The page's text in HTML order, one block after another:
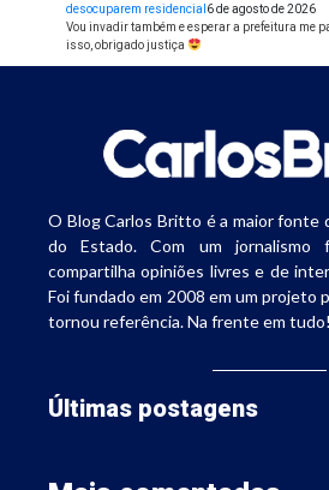
desocuparem residencial 6 de agosto de 2026
Vou invadir também e esperar a prefeitura me
isso, obrigado justiça
O Blog Carlos Britto é a maior fonte
do Estado. Com um jornalismo
compartilha opiniões livres e de
Foi fundado em 2008 em um projeto
tornou referência. Na frente em tudo!
Últimas postagens